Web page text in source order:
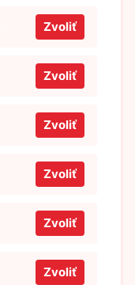
Zvoliť
Zvoliť
Zvoliť
Zvoliť
Zvoliť
Zvoliť